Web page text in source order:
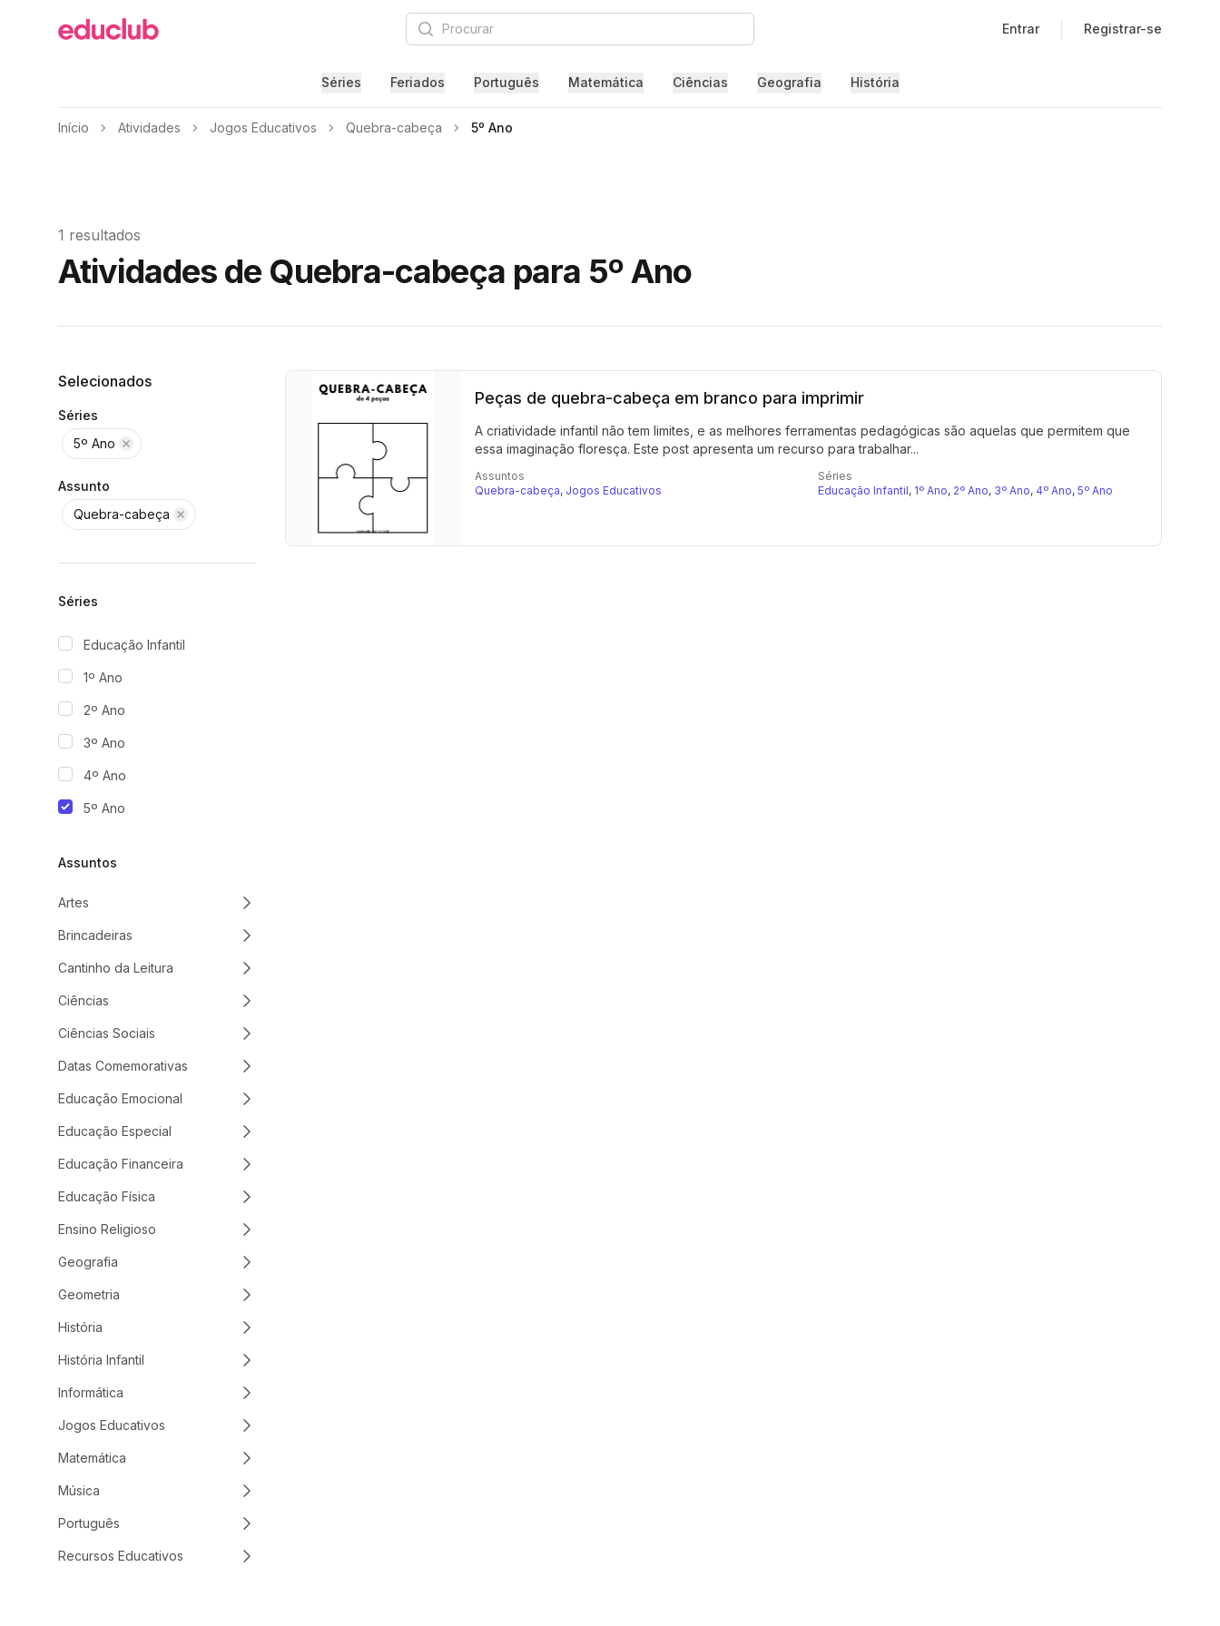
Educlub Procurar Entrar Registrar-se
Séries Feriados Português Matemática Ciências Geografia História
Início Atividades Jogos Educativos Quebra-cabeça 5º Ano
1 resultados
Atividades de Quebra-cabeça para 5º Ano
Filtros
Selecionados
Séries
5º Ano
Assunto
Quebra-cabeça
Séries
Educação Infantil
1º Ano
2º Ano
3º Ano
4º Ano
5º Ano
Assuntos
Artes
Brincadeiras
Cantinho da Leitura
Ciências
Ciências Sociais
Datas Comemorativas
Educação Emocional
Educação Especial
Educação Financeira
Educação Física
Ensino Religioso
Geografia
Geometria
História
História Infantil
Informática
Jogos Educativos
Matemática
Música
Português
Recursos Educativos
Peças de quebra-cabeça em branco para imprimir
A criatividade infantil não tem limites, e as melhores ferramentas pedagógicas são aquelas que permitem que
essa imaginação floresça. Este post apresenta um recurso para trabalhar...
Assuntos
Quebra-cabeça, Jogos Educativos
Séries
Educação Infantil, 1º Ano, 2º Ano, 3º Ano, 4º Ano, 5º Ano